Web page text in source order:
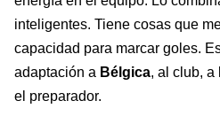
inteligentes. Tiene cosas que
capacidad para marcar goles.
adaptación a Bélgica, al club, a
el preparador.